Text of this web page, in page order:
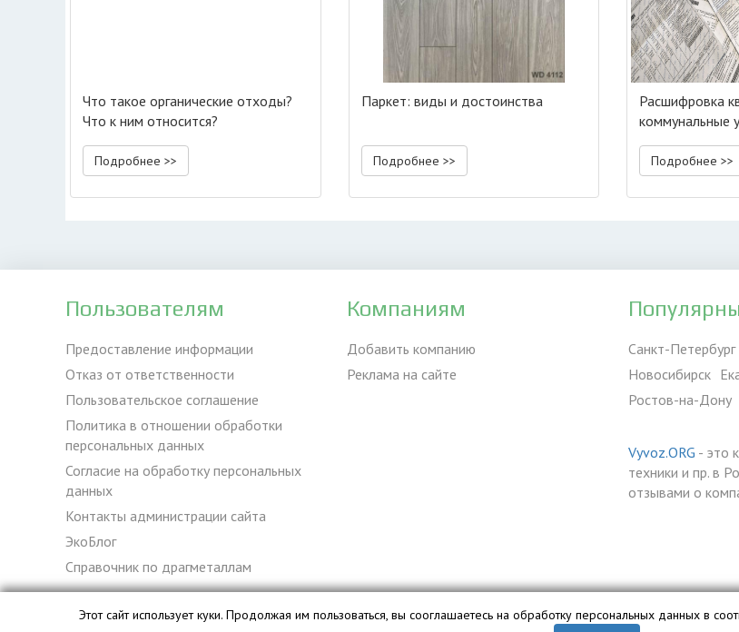
Что такое органические отходы?
Что к ним относится?
Подробнее >>
Паркет: виды и достоинства
Подробнее >>
Расшифровка
коммунальные
Подробнее >>
Пользователям
Предоставление информации
Отказ от ответственности
Пользовательское соглашение
Политика в отношении обработки
персональных данных
Согласие на обработку персональных
данных
Контакты администрации сайта
ЭкоБлог
Справочник по драгметаллам
Компаниям
Добавить компанию
Реклама на сайте
Санкт-Петербург
Новосибирск
Ростов-на-Дону
Vyvoz.ORG - это
техники и пр. в
отзывами о
Этот сайт использует куки. Продолжая им пользоваться, вы сооглашаетесь на обработку персональных данных в